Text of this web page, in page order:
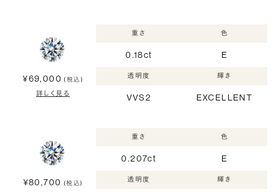
¥69,000 (税込)
詳しく見る
重さ
0.18ct
色
E
透明度
VVS2
輝き
EXCELLENT
¥80,700 (税込)
重さ
0.207ct
色
E
透明度 輝き